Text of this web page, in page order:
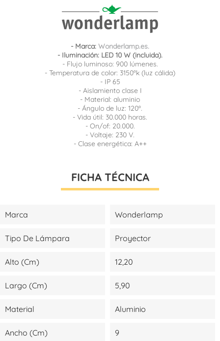
- Marca: Wonderlamp.es.
- Iluminación: LED 10 W (incluida).
- Flujo luminoso: 900 lúmenes.
- Temperatura de color: 3150ºk (luz cálida)
- IP 65
- Aislamiento clase I
- Material: aluminio
- Ángulo de luz: 120º.
- Vida útil: 30.000 horas.
- On/of: 20.000.
- Voltaje: 230 V.
- Clase energética: A++
FICHA TÉCNICA
Marca Wonderlamp
Tipo De Lámpara Proyector
Alto (cm) 12,20
Largo (cm) 5,90
Material Aluminio
Ancho (cm) 9